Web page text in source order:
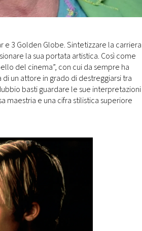
3 Golden Globe. Sintetizzare la carriera
la sua portata artistica. Così come
del cinema”, con cui da sempre ha
un attore in grado di destreggiarsi tra
basti guardare le sue interpretazioni
maestria e una cifra stilistica superiore